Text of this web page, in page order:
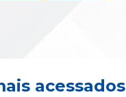
acessados